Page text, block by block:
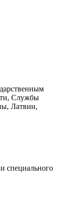
Службы
Латвии,
специального